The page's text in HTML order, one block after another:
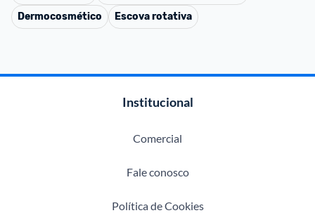
Dermocosmético
Escova rotativa
Institucional
Comercial
Fale conosco
Política de Cookies